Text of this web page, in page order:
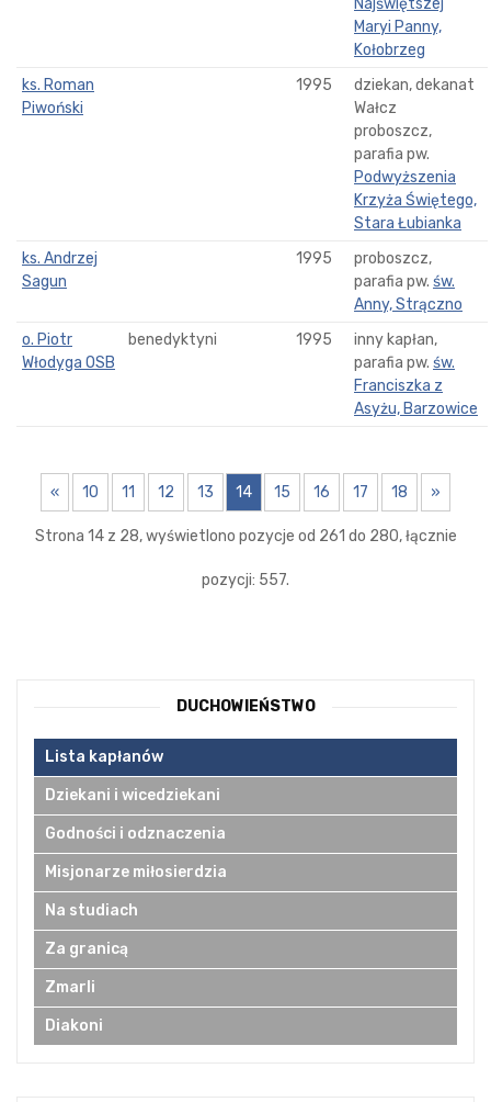
Najświętszej
Maryi Panny,
Kołobrzeg
ks. Roman
Piwoński
1995
dziekan, dekanat
Wałcz
proboszcz,
parafia pw.
Podwyższenia
Krzyża Świętego,
Stara Łubianka
ks. Andrzej
Sagun
1995
proboszcz,
parafia pw. św.
Anny, Strączno
o. Piotr
Włodyga OSB
benedyktyni 1995
inny kapłan,
parafia pw. św.
Franciszka z
Asyżu, Barzowice
« 10 11 12 13 14 15 16 17 18 »
Strona 14 z 28, wyświetlono pozycje od 261 do 280, łącznie
pozycji: 557.
DUCHOWIEŃSTWO
Lista kapłanów
Dziekani i wicedziekani
Godności i odznaczenia
Misjonarze miłosierdzia
Na studiach
Za granicą
Zmarli
Diakoni